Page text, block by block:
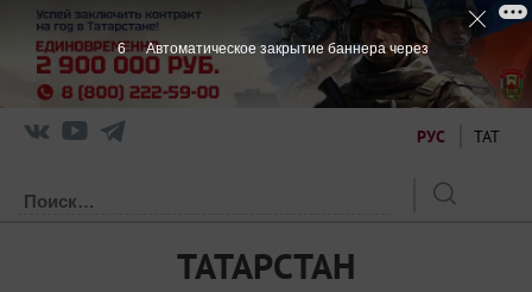
РУС ТАТ
ТАТАРСТАН
5 Автоматическое закрытие баннера через